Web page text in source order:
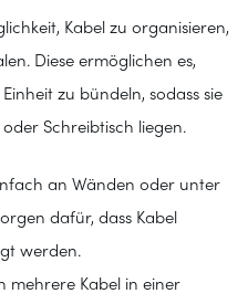
Kabel zu organisieren,
Diese ermöglichen es,
zu bündeln, sodass sie
Schreibtisch liegen.
an Wänden oder unter
dafür, dass Kabel
werden.
mehrere Kabel in einer